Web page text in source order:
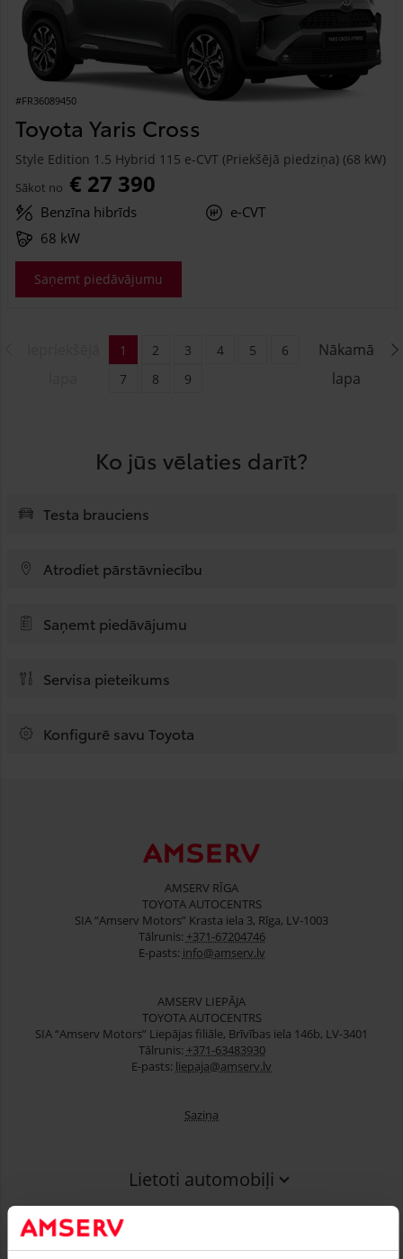
#FR36089450
Toyota Yaris Cross
Style Edition 1.5 Hybrid 115 e-CVT (Priekšējā piedziņa) (68 kW)
Sākot no € 27 390
Benzīna hibrīds
e-CVT
68 kW
Saņemt piedāvājumu
Nākamā
lapa
1 2 3 4 5
6
7
8 9
Ko jūs vēlaties darīt?
Testa brauciens
Atrodiet pārstāvniecību
Saņemt piedāvājumu
Servisa pieteikums
Konfigurē savu Toyota
AMSERV RĪGA
TOYOTA AUTOCENTRS
SIA “Amserv Motors” Krasta iela 3, Rīga, LV-1003
Tālrunis: +371-67204746
E-pasts: info@amserv.lv
AMSERV LIEPĀJA
TOYOTA AUTOCENTRS
SIA “Amserv Motors” Liepājas filiāle, Brīvības iela 146b, LV-3401
Tālrunis: +371-63483930
E-pasts: liepaja@amserv.lv
Saziņa
Lietoti automobiļi
Serviss